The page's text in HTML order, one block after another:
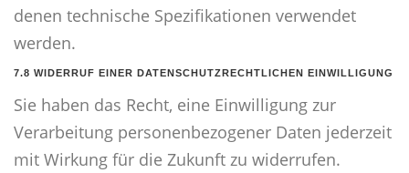
denen technische Spezifikationen verwendet
werden.
7.8 WIDERRUF EINER DATENSCHUTZRECHTLICHEN EINWILLIGUNG
Sie haben das Recht, eine Einwilligung zur
Verarbeitung personenbezogener Daten jederzeit
mit Wirkung für die Zukunft zu widerrufen.